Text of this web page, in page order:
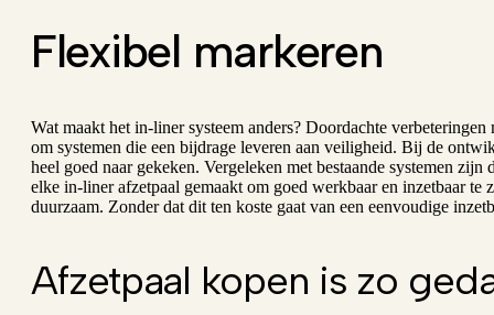
Flexibel markeren
Wat maakt het in-liner systeem anders? Doordachte
om systemen die een bijdrage leveren aan veiligheid. Bij de
heel goed naar gekeken. Vergeleken met bestaande systemen
elke in-liner afzetpaal gemaakt om goed werkbaar en inzetbaar te
duurzaam. Zonder dat dit ten koste gaat van een eenvoudige
Afzetpaal kopen is zo